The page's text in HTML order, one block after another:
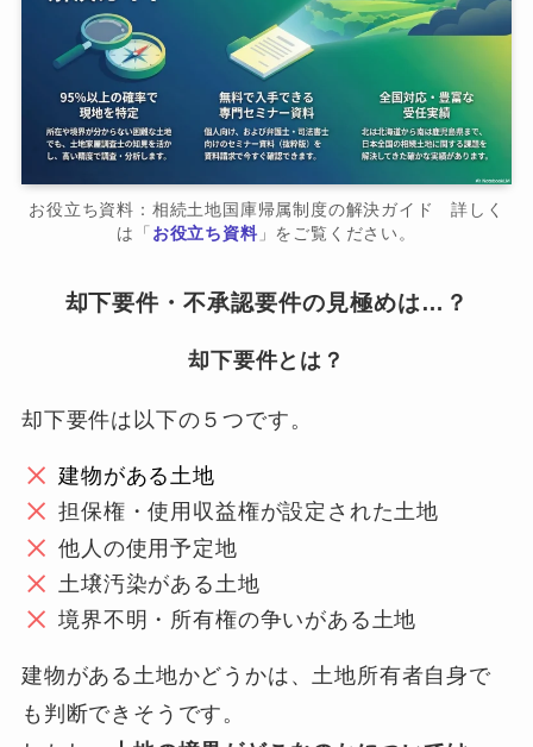
お役立ち資料：相続土地国庫帰属制度の解決ガイド 詳しく
は「 お役立ち資料」をご覧ください。
却下要件・不承認要件の見極めは…？
却下要件とは？
却下要件は以下の５つです。
建物がある土地
担保権・使用収益権が設定された土地
他人の使用予定地
土壌汚染がある土地
境界不明・所有権の争いがある土地
建物がある土地かどうかは、土地所有者自身で
も判断できそうです。